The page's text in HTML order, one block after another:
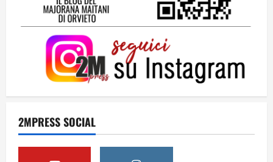
2MPRESS SOCIAL
5
8 Giugno 2026
1
Per il secondo anno consecutivo il
dell’Innovazione Scolastica